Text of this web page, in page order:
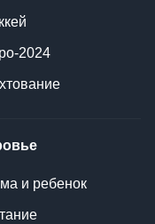
2024
и ребенок